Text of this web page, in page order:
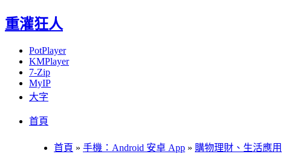
重灌狂人
PotPlayer
KMPlayer
7-Zip
MyIP
大字
首頁
首頁 » 手機：Android 安卓 App » 購物理財、生活應用